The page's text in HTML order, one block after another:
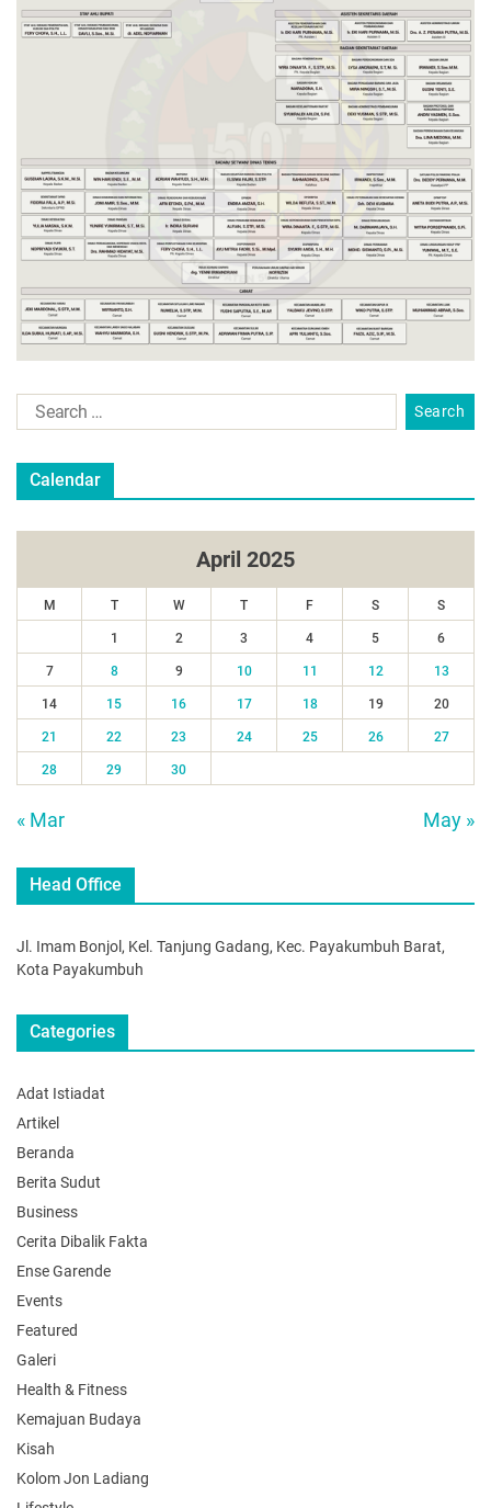
Calendar
April 2025
M T W T F S S
1 2 3 4 5 6
7 8 9 10 11 12 13
14 15 16 17 18 19 20
21 22 23 24 25 26 27
28 29 30
« Mar May »
Head Office
Jl. Imam Bonjol, Kel. Tanjung Gadang, Kec. Payakumbuh Barat,
Kota Payakumbuh
Categories
Adat Istiadat
Artikel
Beranda
Berita Sudut
Business
Cerita Dibalik Fakta
Ense Garende
Events
Featured
Galeri
Health & Fitness
Kemajuan Budaya
Kisah
Kolom Jon Ladiang